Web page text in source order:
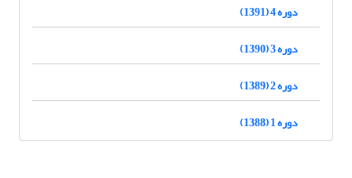
دوره 4 (1391)
دوره 3 (1390)
دوره 2 (1389)
دوره 1 (1388)